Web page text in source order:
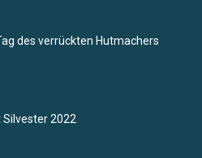
des verrückten Hutmachers
Silvester 2022